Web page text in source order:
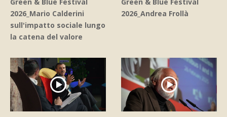
2026_Mario Calderini
sull'impatto sociale lungo
la catena del valore
2026_Andrea Frollà